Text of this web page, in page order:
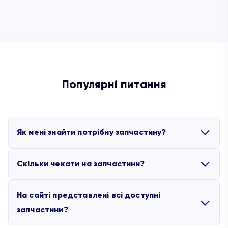
Популярні питання
Як мені знайти потрібну запчастину?
до основних моделей обладнання. Якщо для
потрібної вам машини немає партлиста,
Скільки чекати на запчастини?
Представлені на сайті запчастини, які є в
наявності, відправляються протягом 2-х робочих
На сайті представлені всі доступні
запчастини?